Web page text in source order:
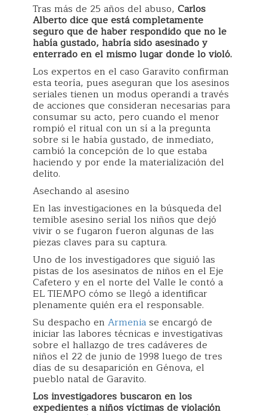
Tras más de 25 años del abuso, Carlos
Alberto dice que está completamente
seguro que de haber respondido que no le
había gustado, habría sido asesinado y
enterrado en el mismo lugar donde lo violó.
Los expertos en el caso Garavito confirman
esta teoría, pues aseguran que los asesinos
seriales tienen un modus operandi a través
de acciones que consideran necesarias para
consumar su acto, pero cuando el menor
rompió el ritual con un sí a la pregunta
sobre si le había gustado, de inmediato,
cambió la concepción de lo que estaba
haciendo y por ende la materialización del
delito.
Asechando al asesino
En las investigaciones en la búsqueda del
temible asesino serial los niños que dejó
vivir o se fugaron fueron algunas de las
piezas claves para su captura.
Uno de los investigadores que siguió las
pistas de los asesinatos de niños en el Eje
Cafetero y en el norte del Valle le contó a
EL TIEMPO cómo se llegó a identificar
plenamente quién era el responsable.
Su despacho en Armeniase encargó de
iniciar las labores técnicas e investigativas
sobre el hallazgo de tres cadáveres de
niños el 22 de junio de 1998 luego de tres
días de su desaparición en Génova, el
pueblo natal de Garavito.
Los investigadores buscaron en los
expedientes a niños víctimas de violación